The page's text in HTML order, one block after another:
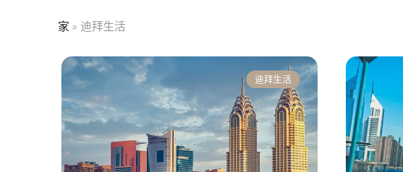
家 » 迪拜生活
迪拜生活